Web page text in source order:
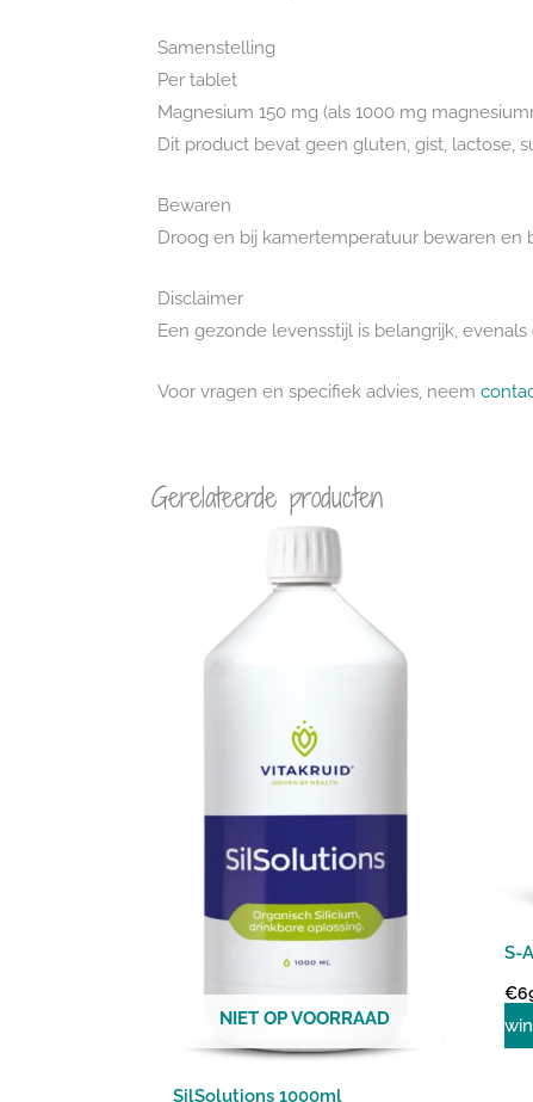
Samenstelling
Per tablet
Magnesium 150 mg (als 1000 mg
Dit product bevat geen gluten, gist, lactose,
Bewaren
Droog en bij kamertemperatuur bewaren
Disclaimer
Een gezonde levensstijl is belangrijk,
Voor vragen en specifiek advies, neem
Gerelateerde producten
NIET OP VOORRAAD
SilSolutions 1000ml
S-
€